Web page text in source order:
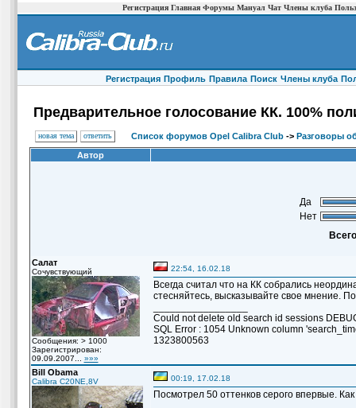
Регистрация Главная Форумы Мануал Чат Члены клуба
Регистрация Профиль Правила Поиск Члены клуба
Предварительное голосование КК. 100%
новая тема ответить Список форумов Opel Calibra Club-> Разговоры
Автор
Да
Нет
Салат
Сочувствующий
Сообщения: > 1000
Зарегистрирован:
09.09.2007... »»»
22:54, 16.02.18
Всегда считал что на КК собрались
стесняйтесь, высказывайте свое мнение.
Could not delete old search id sessions
SQL Error : 1054 Unknown column
1323800563
Bill Obama
Calibra C20NE,8V 00:19, 17.02.18
Посмотрел 50 оттенков серого впервые.